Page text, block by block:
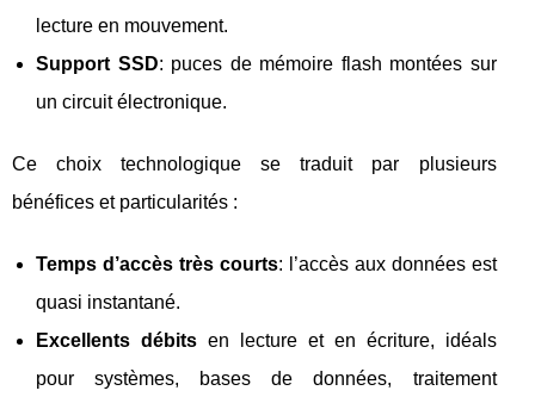
lecture en mouvement.
Support SSD: puces de mémoire flash montées sur
un circuit électronique.
Ce choix technologique se traduit par plusieurs
bénéfices et particularités :
Temps d’accès très courts: l’accès aux données est
quasi instantané.
Excellents débitsen lecture et en écriture, idéals
pour systèmes, bases de données, traitement